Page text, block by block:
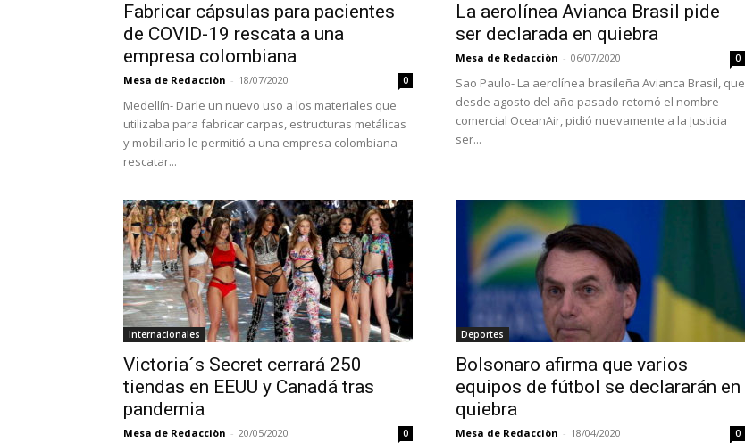
Fabricar cápsulas para pacientes
de COVID-19 rescata a una
empresa colombiana
Mesa de Redacciòn - 18/07/2020 0
Medellín- Darle un nuevo uso a los materiales que
utilizaba para fabricar carpas, estructuras metálicas
y mobiliario le permitió a una empresa colombiana
rescatar...
La aerolínea Avianca Brasil pide
ser declarada en quiebra
Mesa de Redacciòn - 06/07/2020 0
Sao Paulo- La aerolínea brasileña Avianca Brasil, que
desde agosto del año pasado retomó el nombre
comercial OceanAir, pidió nuevamente a la Justicia
ser...
Internacionales
Victoria´s Secret cerrará 250
tiendas en EEUU y Canadá tras
pandemia
Mesa de Redacciòn - 20/05/2020 0
Deportes
Bolsonaro afirma que varios
equipos de fútbol se declararán en
quiebra
Mesa de Redacciòn - 18/04/2020 0